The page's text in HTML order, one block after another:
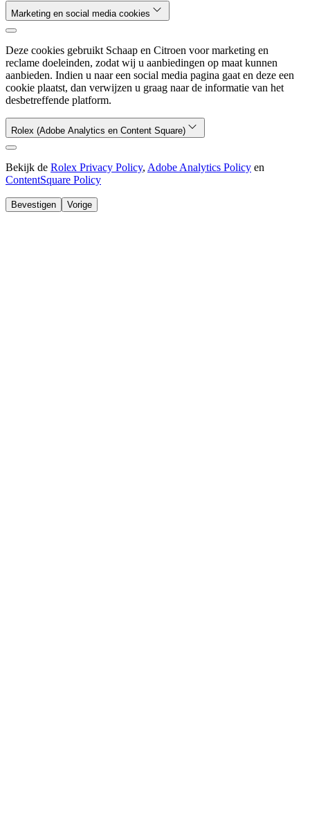
Marketing en social media cookies
Deze cookies gebruikt Schaap en Citroen voor marketing en
reclame doeleinden, zodat wij u aanbiedingen op maat kunnen
aanbieden. Indien u naar een social media pagina gaat en deze een
cookie plaatst, dan verwijzen u graag naar de informatie van het
desbetreffende platform.
Rolex (Adobe Analytics en Content Square)
Bekijk de Rolex Privacy Policy, Adobe Analytics Policy en
ContentSquare Policy
Bevestigen Vorige